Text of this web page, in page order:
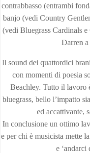
contrabbasso (entrambi
banjo (vedi Country
(vedi Bluegrass Cardinals
Darren
Il sound dei quattordici
con momenti di poesia
Beachley. Tutto il lavoro
bluegrass, bello l’impatto
ed accattivante,
In conclusione un ottimo
e per chi è musicista mette
e ‘andarci